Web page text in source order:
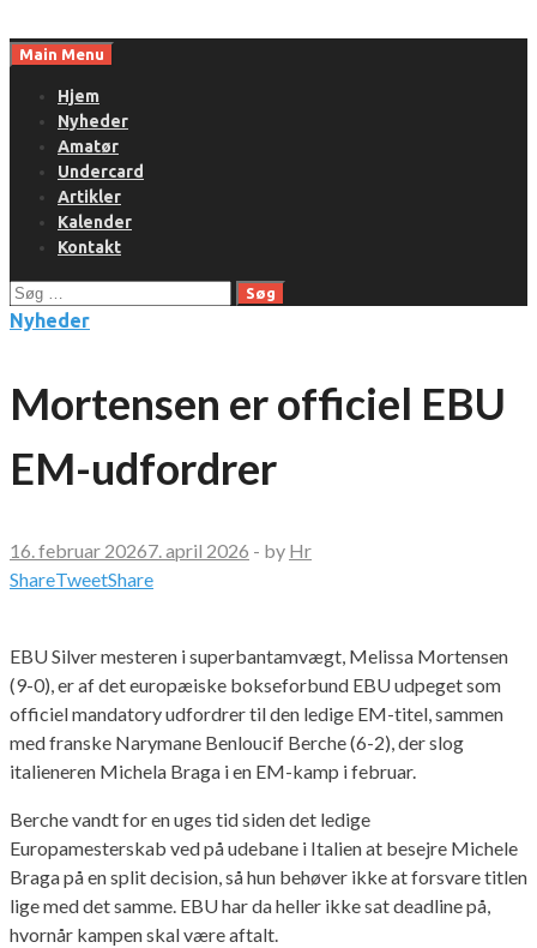
toMain Menu
Hjem
Nyheder
Amatør
Undercard
Artikler
Kalender
Kontakt
Søg
efter:
Nyheder
Mortensen er officiel EBU
EM-udfordrer
16. februar 20267. april 2026 - by Hr
ShareTweetShare
EBU Silver mesteren i superbantamvægt, Melissa Mortensen
(9-0), er af det europæiske bokseforbund EBU udpeget som
officiel mandatory udfordrer til den ledige EM-titel, sammen
med franske Narymane Benloucif Berche (6-2), der slog
italieneren Michela Braga i en EM-kamp i februar.
Berche vandt for en uges tid siden det ledige
Europamesterskab ved på udebane i Italien at besejre Michele
Braga på en split decision, så hun behøver ikke at forsvare titlen
lige med det samme. EBU har da heller ikke sat deadline på,
hvornår kampen skal være aftalt.